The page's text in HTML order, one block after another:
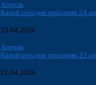
Апрель
Какой сегодня праздник 24
23.04.2026
Апрель
Какой сегодня праздник 23
22.04.2026